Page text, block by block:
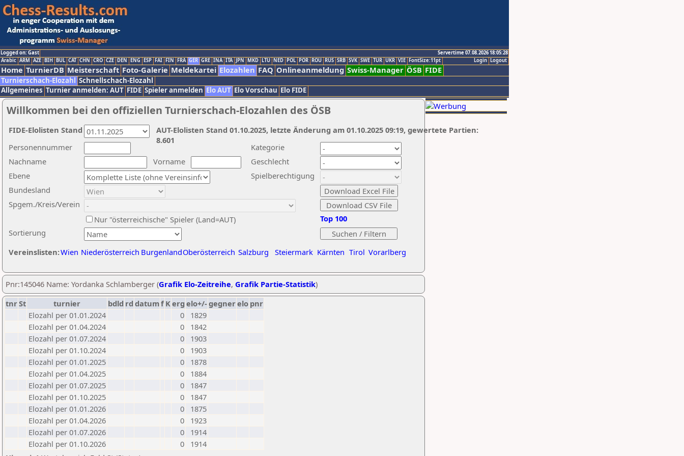
Logged on: Gast
Servertime 07.08.2026 18:05:28
Logout
Login
Arabic ARM AZE BIH BUL CAT CHN CRO CZE DEN ENG ESP FAI FIN FRA GER GRE INA ITA JPN MKD LTU NED POL POR ROU RUS SRB SVK SWE TUR UKR VIE FontSize:11pt
Home TurnierDB Meisterschaft Foto-Galerie Meldekartei Elozahlen FAQ Onlineanmeldung Swiss-Manager ÖSB FIDE
Turnierschach-Elozahl Schnellschach-Elozahl
Allgemeines Turnier anmelden: AUT FIDE Spieler anmelden Elo AUT Elo Vorschau Elo FIDE
Willkommen bei den offiziellen Turnierschach-Elozahlen des ÖSB
Nachname
Vorname
Ebene
Kategorie
Sortierung
Personennummer
Bundesland
Spgem./Kreis/Verein
Geschlecht
Nur "österreichische" Spieler (Land=AUT)
Spielberechtigung
Vereinslisten:Wien Niederösterreich BurgenlandOberösterreich Salzburg Steiermark Kärnten Tirol Vorarlberg
Top 100
AUT-Elolisten Stand 01.10.2025, letzte Änderung am 01.10.2025 09:19, gewertete Partien:
8.601
FIDE-Elolisten Stand
Pnr:145046 Name: Yordanka Schlamberger (Grafik Elo-Zeitreihe, Grafik Partie-Statistik)
tnrSt turnier bdld rd datumf Kerg elo+/-gegnerelo pnr
Elozahl per 01.01.2024
0
1829
Elozahl per 01.04.2024
0
1842
Elozahl per 01.07.2024
0
1903
Elozahl per 01.10.2024
0
1903
Elozahl per 01.01.2025
0
1878
Elozahl per 01.04.2025
0
1884
Elozahl per 01.07.2025
0
1847
Elozahl per 01.10.2025
0
1847
Elozahl per 01.01.2026
0
1875
Elozahl per 01.04.2026
0
1923
Elozahl per 01.07.2026
0
1914
Elozahl per 01.10.2026
0
1914